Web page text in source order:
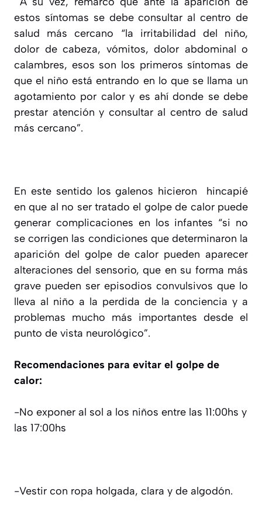
estos síntomas se debe consultar al centro de
salud más cercano “la irritabilidad del niño,
dolor de cabeza, vómitos, dolor abdominal o
calambres, esos son los primeros síntomas de
que el niño está entrando en lo que se llama un
agotamiento por calor y es ahí donde se debe
prestar atención y consultar al centro de salud
más cercano”.
En este sentido los galenos hicieron hincapié
en que al no ser tratado el golpe de calor puede
generar complicaciones en los infantes “si no
se corrigen las condiciones que determinaron la
aparición del golpe de calor pueden aparecer
alteraciones del sensorio, que en su forma más
grave pueden ser episodios convulsivos que lo
lleva al niño a la perdida de la conciencia y a
problemas mucho más importantes desde el
punto de vista neurológico”.
Recomendaciones para evitar el golpe de
calor:
-No exponer al sol a los niños entre las 11:00hs y
las 17:00hs
-Vestir con ropa holgada, clara y de algodón.